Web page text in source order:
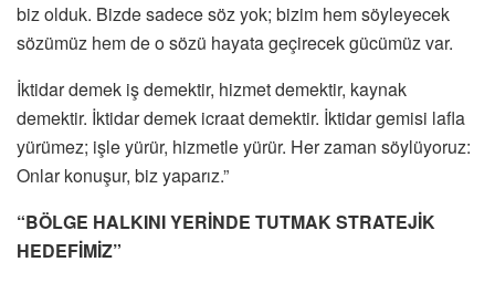
biz olduk. Bizde sadece söz yok; bizim hem söyleyecek
sözümüz hem de o sözü hayata geçirecek gücümüz var.
İktidar demek iş demektir, hizmet demektir, kaynak
demektir. İktidar demek icraat demektir. İktidar gemisi lafla
yürümez; işle yürür, hizmetle yürür. Her zaman söylüyoruz:
Onlar konuşur, biz yaparız.”
“BÖLGE HALKINI YERİNDE TUTMAK STRATEJİK
HEDEFİMİZ”